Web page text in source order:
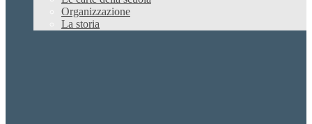
Organizzazione
La storia